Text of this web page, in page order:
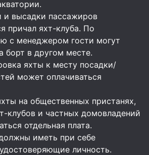
и высадки пассажиров
причал яхт-клуба. По
с менеджером гости могут
борт в другом месте.
яхты к месту посадки/
может оплачиваться
на общественных пристанях,
клубов и частных домовладений
отдельная плата.
иметь при себе
личность.